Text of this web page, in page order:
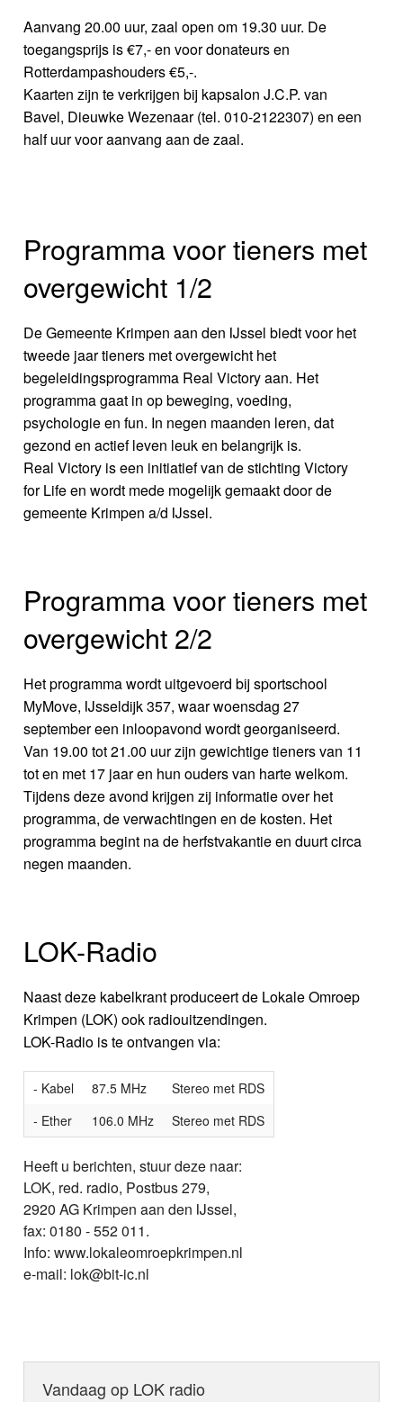
Aanvang 20.00 uur, zaal open om 19.30 uur. De
toegangsprijs is €7,- en voor donateurs en
Rotterdampashouders €5,-.
Kaarten zijn te verkrijgen bij kapsalon J.C.P. van
Bavel, Dieuwke Wezenaar (tel. 010-2122307) en een
half uur voor aanvang aan de zaal.
Programma voor tieners met
overgewicht 1/2
De Gemeente Krimpen aan den IJssel biedt voor het
tweede jaar tieners met overgewicht het
begeleidingsprogramma Real Victory aan. Het
programma gaat in op beweging, voeding,
psychologie en fun. In negen maanden leren, dat
gezond en actief leven leuk en belangrijk is.
Real Victory is een initiatief van de stichting Victory
for Life en wordt mede mogelijk gemaakt door de
gemeente Krimpen a/d IJssel.
Programma voor tieners met
overgewicht 2/2
Het programma wordt uitgevoerd bij sportschool
MyMove, IJsseldijk 357, waar woensdag 27
september een inloopavond wordt georganiseerd.
Van 19.00 tot 21.00 uur zijn gewichtige tieners van 11
tot en met 17 jaar en hun ouders van harte welkom.
Tijdens deze avond krijgen zij informatie over het
programma, de verwachtingen en de kosten. Het
programma begint na de herfstvakantie en duurt circa
negen maanden.
LOK-Radio
Naast deze kabelkrant produceert de Lokale Omroep
Krimpen (LOK) ook radiouitzendingen.
LOK-Radio is te ontvangen via:
- Kabel 87.5 MHz
Stereo met RDS
- Ether
106.0 MHz Stereo met RDS
Heeft u berichten, stuur deze naar:
LOK, red. radio, Postbus 279,
2920 AG Krimpen aan den IJssel,
fax: 0180 - 552 011.
Info: www.lokaleomroepkrimpen.nl
e-mail: lok@bit-ic.nl
Vandaag op LOK radio